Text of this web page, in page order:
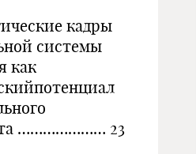
кадры
системы
как
………………… 23